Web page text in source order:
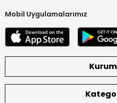
Mobil Uygulamalarımız